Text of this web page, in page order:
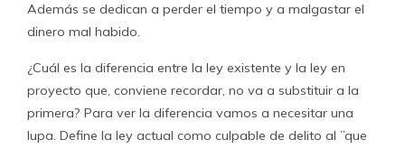
Además se dedican a perder el tiempo y a malgastar el
dinero mal habido.
¿Cuál es la diferencia entre la ley existente y la ley en
proyecto que, conviene recordar, no va a substituir a la
primera? Para ver la diferencia vamos a necesitar una
lupa. Define la ley actual como culpable de delito al ”que